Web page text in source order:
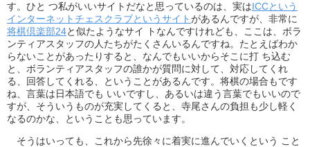
す。ひと つ私がいいサイトだなと思っているのは、実はICCという
インターネットチェスクラブというサイトがあるんですが、非常に
将棋倶楽部24と似たようなサイ トなんですけれども、ここは、ボラ
ンティアスタッフの人たちがたくさんいるんですね。たとえばわか
らないことがあったりすると、なんでもいいからそこに打 ち込む
と、ボランティアスタッフの誰かが質問に対して、対応してくれ
る、回答してくれる、ということがあるんです。将棋の場合もです
ね、言葉は日本語でも いいですし、あるいは違う言葉でもいいので
すが、そういうものが充実してくると、寺尾さんの負担も少し軽く
なるのかな、ということも思っています。
そうはいっても、これから先徐々に着実に進んでいくという こと